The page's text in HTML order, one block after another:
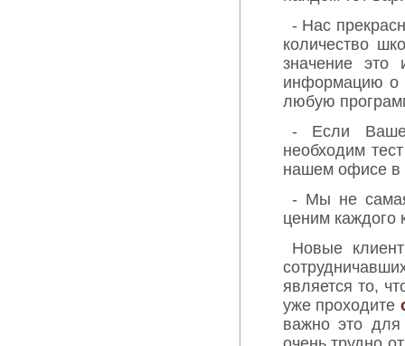
- Нас
количество
значение
информацию о
любую
- Если
необходим
нашем офисе в
- Мы не
ценим каждого
Новые
является то,
уже проходите
важно это для